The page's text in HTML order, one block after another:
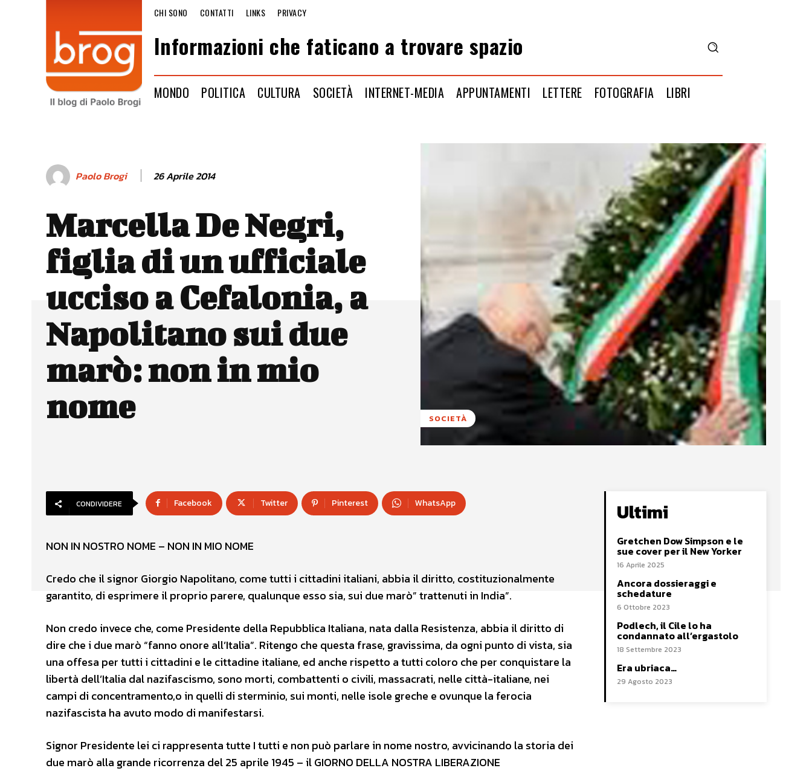
CHI SONO CONTATTI LINKS PRIVACY
Informazioni che faticano a trovare spazio
MONDO POLITICA CULTURA SOCIETÀ INTERNET-MEDIA APPUNTAMENTI LETTERE FOTOGRAFIA LIBRI
Paolo Brogi 26 Aprile 2014
Marcella De Negri,
figlia di un ufficiale
ucciso a Cefalonia, a
Napolitano sui due
marò: non in mio
nome
SOCIETÀ
CONDIVIDERE Facebook Twitter Pinterest WhatsApp
NON IN NOSTRO NOME – NON IN MIO NOME
Credo che il signor Giorgio Napolitano, come tutti i cittadini italiani, abbia il diritto, costituzionalmente
garantito, di esprimere il proprio parere, qualunque esso sia, sui due marò” trattenuti in India”.
Non credo invece che, come Presidente della Repubblica Italiana, nata dalla Resistenza, abbia il diritto di
dire che i due marò “fanno onore all’Italia”. Ritengo che questa frase, gravissima, da ogni punto di vista, sia
una offesa per tutti i cittadini e le cittadine italiane, ed anche rispetto a tutti coloro che per conquistare la
libertà dell’Italia dal nazifascismo, sono morti, combattenti o civili, massacrati, nelle città-italiane, nei
campi di concentramento,o in quelli di sterminio, sui monti, nelle isole greche e ovunque la ferocia
nazifascista ha avuto modo di manifestarsi.
Signor Presidente lei ci rappresenta tutte I tutti e non può parlare in nome nostro, avvicinando la storia dei
due marò alla grande ricorrenza del 25 aprile 1945 – il GIORNO DELLA NOSTRA LIBERAZIONE
Ultimi
Gretchen Dow Simpson e le
sue cover per il New Yorker
16 Aprile 2025
Ancora dossieraggi e
schedature
6 Ottobre 2023
Podlech, il Cile lo ha
condannato all’ergastolo
18 Settembre 2023
Era ubriaca…
29 Agosto 2023